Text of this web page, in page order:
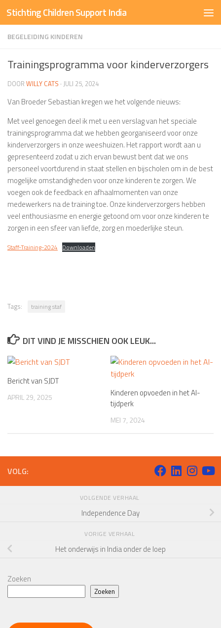
Doorgaan naar inhoud
Stichting Children Support India
BEGELEIDING KINDEREN
Trainingsprogramma voor kinderverzorgers
DOOR WILLY CATS · JULI 25, 2024
Van Broeder Sebastian kregen we het volgende nieuws:
Met veel genoegen deel ik met u een verslag van het speciale
trainingsprogramma dat we hebben georganiseerd voor onze
kinderverzorgers in onze weeshuizen. Het rapport wordt aan u
gepresenteerd zodat u zich ervan bewust bent dat we ons
personeel voortdurend in staat stellen en bijscholen om in de best
mogelijke omstandigheden voor onze kinderen te zorgen. We
voegen ook de feedback en afhaalmomenten van onze
medewerkers na de training toe. Onze kinderverzorgers hebben
veel enthousiasme en energie getoond om voor onze kinderen te
zorgen in een sfeer van liefde, zorg en moederlijke steun.
Staff-Training-2024 Downloaden
Tags: training staf
DIT VIND JE MISSCHIEN OOK LEUK...
Bericht van SJDT
APRIL 29, 2025
Kinderen opvoeden in het AI-
tijdperk
MEI 7, 2024
VOLG:
VOLGENDE VERHAAL
Independence Day
VORIGE VERHAAL
Het onderwijs in India onder de loep
Zoeken
Zoeken